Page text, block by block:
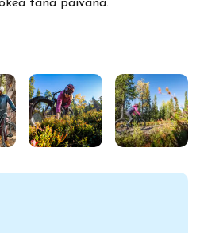
tänä päivänä.